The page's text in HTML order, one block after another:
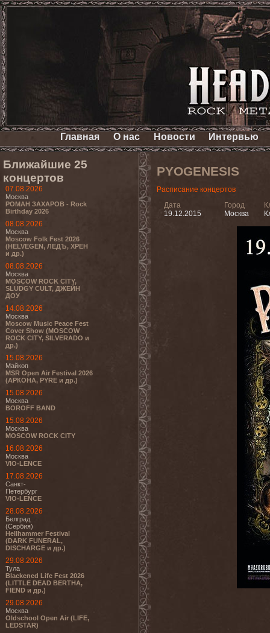
Главная О нас Новости Интервью
Ближайшие 25
концертов
07.08.2026
Москва
РОМАН ЗАХАРОВ - Rock
Birthday 2026
08.08.2026
Москва
Moscow Folk Fest 2026
(HELVEGEN, ЛЕДЪ, ХРЕН
и др.)
08.08.2026
Москва
MOSCOW ROCK CITY,
SLUDGY CULT, ДЖЕЙН
ДОУ
14.08.2026
Москва
Moscow Music Peace Fest
Cover Show (MOSCOW
ROCK CITY, SILVERADO и
др.)
15.08.2026
Майкоп
MSR Open Air Festival 2026
(АРКОНА, PYRE и др.)
15.08.2026
Москва
BOROFF BAND
15.08.2026
Москва
MOSCOW ROCK CITY
16.08.2026
Москва
VIO-LENCE
17.08.2026
Санкт-
Петербург
VIO-LENCE
28.08.2026
Белград
(Сербия)
Hellhammer Festival
(DARK FUNERAL,
DISCHARGE и др.)
29.08.2026
Тула
Blackened Life Fest 2026
(LITTLE DEAD BERTHA,
FIEND и др.)
29.08.2026
Москва
Oldschool Open Air (LIFE,
LEDSTAR)
PYOGENESIS
Расписание концертов
Дата
19.12.2015
Город
Москва